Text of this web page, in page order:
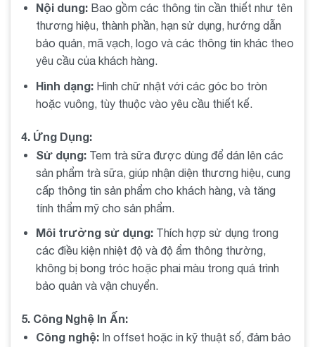
Các tiêu chí lựa chọn địa chỉ mua hàng: Giá cả
hợp lý, dịch vụ chăm sóc khách hàng tốt và thời gian
giao hàng nhanh chóng.
8. Giá cả của tem trà sữa 50x30x30m
Các yếu tố ảnh hưởng đến giá
đặt hàng và công nghệ in ấn.
Giá thị trường: Tham khảo giá từ nhiều nguồn để có
được mức giá hợp lý nhất.
Lựa chọn giá hợp lý: Cân nhắc giữa giá cả và chất
lượng để đưa ra lựa chọn tốt nhất.
9. Cách bảo quản tem trà sữa 50x30x30m
Lưu trữ: Bảo quản tem ở nơi khô ráo, thoáng mát để
Vệ sinh: Lau chùi thường xuyên để giữ cho tem luôn
Nội dung:Bao gồm các thông tin cần thiết như tên
thương hiệu, thành phần, hạn sử dụng, hướng dẫn
bảo quản, mã vạch, logo và các thông tin khác theo
yêu cầu của khách hàng.
Hình dạng:Hình chữ nhật với các góc bo tròn
hoặc vuông, tùy thuộc vào yêu cầu thiết kế.
4. Ứng Dụng:
Sử dụng:Tem trà sữa được dùng để dán lên các
sản phẩm trà sữa, giúp nhận diện thương hiệu, cung
cấp thông tin sản phẩm cho khách hàng, và tăng
tính thẩm mỹ cho sản phẩm.
Môi trường sử dụng:Thích hợp sử dụng trong
các điều kiện nhiệt độ và độ ẩm thông thường,
không bị bong tróc hoặc phai màu trong quá trình
bảo quản và vận chuyển.
5. Công Nghệ In Ấn:
Công nghệ:In offset hoặc in kỹ thuật số, đảm bảo